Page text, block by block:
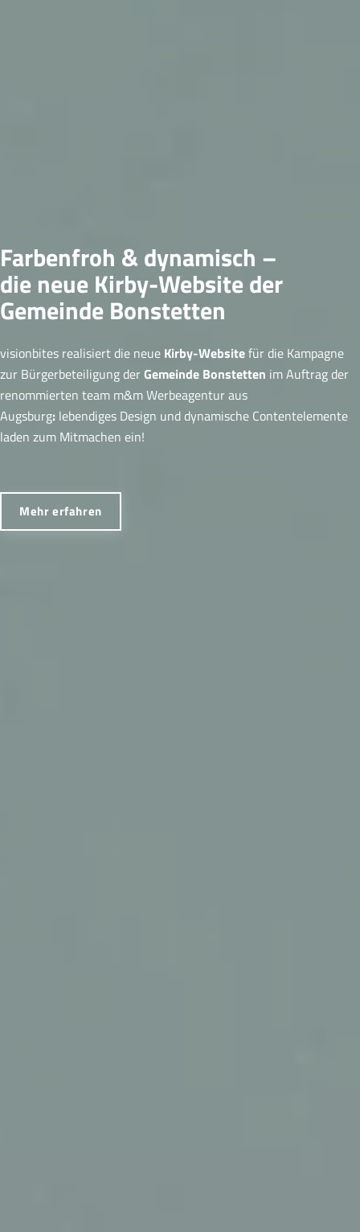
Farbenfroh & dynamisch –
die neue Kirby-Website der
Gemeinde Bonstetten
visionbites realisiert die neue Kirby-Websitefür die Kampagne
zur Bürgerbeteiligung derGemeinde Bonstetten imAuftrag der
renommierten team m&m Werbeagentur aus
Augsburg: lebendiges Design und dynamische Contentelemente
laden zum Mitmachen ein!
Mehr erfahren